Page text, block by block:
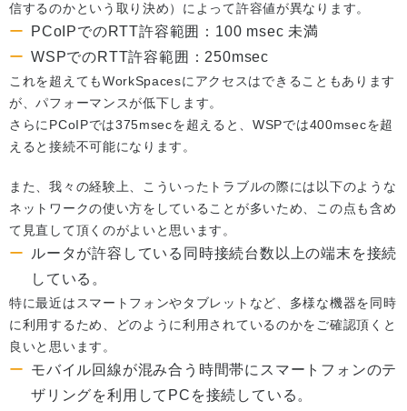
信するのかという取り決め）によって許容値が異なります。
PCoIPでのRTT許容範囲：100 msec 未満
WSPでのRTT許容範囲：250msec
これを超えてもWorkSpacesにアクセスはできることもあります
が、パフォーマンスが低下します。
さらにPCoIPでは375msecを超えると、WSPでは400msecを超
えると接続不可能になります。
また、我々の経験上、こういったトラブルの際には以下のような
ネットワークの使い方をしていることが多いため、この点も含め
て見直して頂くのがよいと思います。
ルータが許容している同時接続台数以上の端末を接続
している。
特に最近はスマートフォンやタブレットなど、多様な機器を同時
に利用するため、どのように利用されているのかをご確認頂くと
良いと思います。
モバイル回線が混み合う時間帯にスマートフォンのテ
ザリングを利用してPCを接続している。